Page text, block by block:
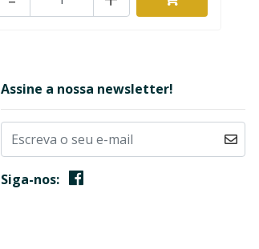
Assine a nossa newsletter!
Siga-nos: